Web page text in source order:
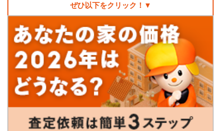
ぜひ以下をクリック！▼